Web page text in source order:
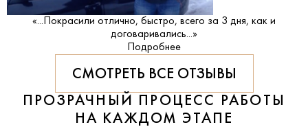
«...Покрасили отлично, быстро, всего за 3 дня, как и
договаривались...»
Подробнее
СМОТРЕТЬ ВСЕ ОТЗЫВЫ
ПРОЗРАЧНЫЙ ПРОЦЕСС РАБОТЫ
НА КАЖДОМ ЭТАПЕ